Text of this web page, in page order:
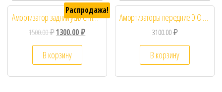
Распродажа!
Амортизатор задний усиленный Honda DIO af54 af55 af56 af57
1500.00₽1300.00₽
В корзину
Амортизаторы передние DIO 18 24 27 28
3100.00₽
В корзину